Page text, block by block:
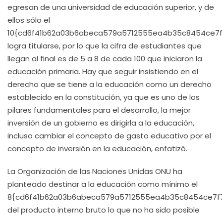
egresan de una universidad de educación superior, y de
ellos sólo el
logra titularse, por lo que la cifra de estudiantes que
llegan al final es de 5 a 8 de cada 100 que iniciaron la
educación primaria. Hay que seguir insistiendo en el
derecho que se tiene a la educación como un derecho
establecido en la constitución, ya que es uno de los
pilares fundamentales para el desarrollo, la mejor
inversión de un gobierno es dirigirla a la educación,
incluso cambiar el concepto de gasto educativo por el
concepto de inversión en la educación, enfatizó.
La Organización de las Naciones Unidas ONU ha
planteado destinar a la educación como mínimo el
del producto interno bruto lo que no ha sido posible